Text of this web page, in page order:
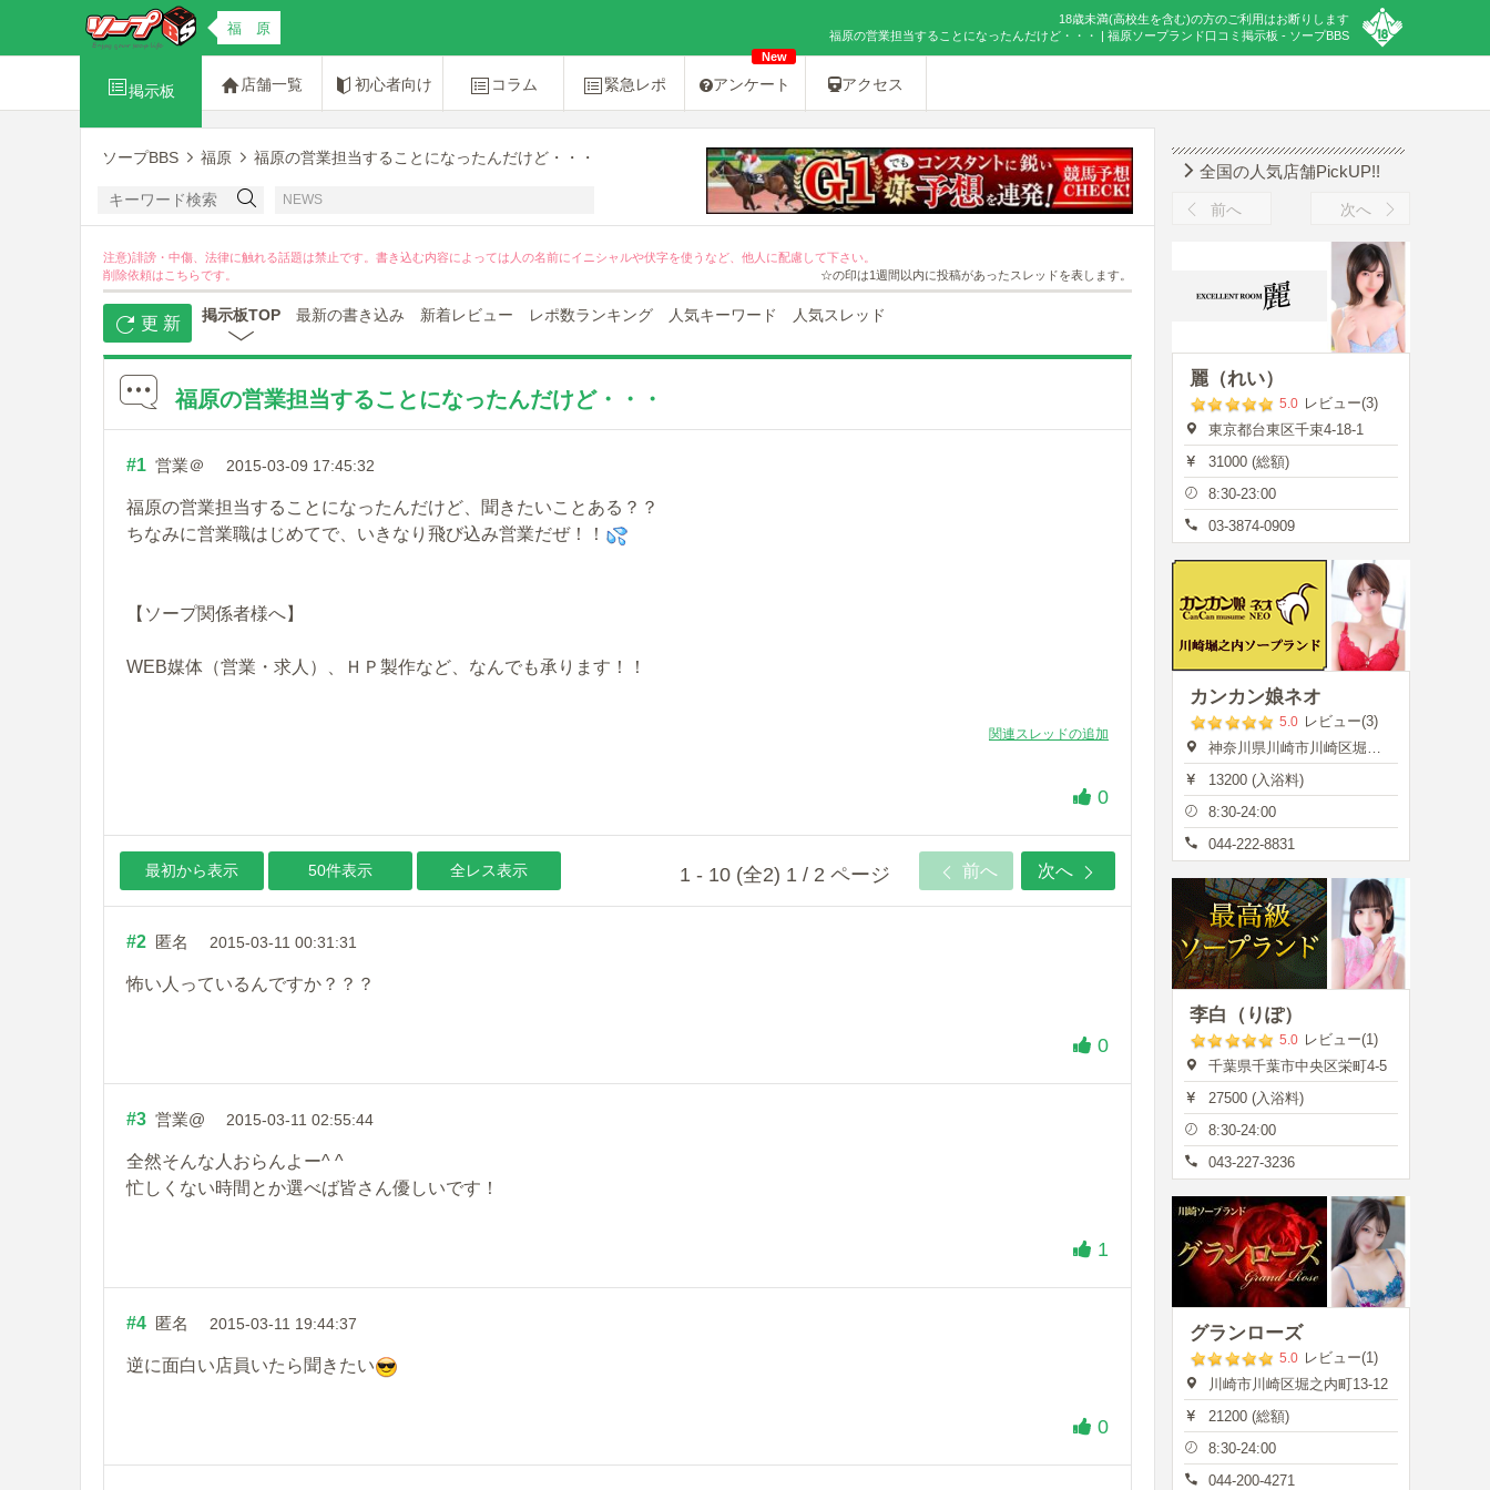
18歳未満(高校生を含む)の方のご利用はお断りします
福原の営業担当することになったんだけど・・・ | 福原ソープランド口コミ掲示板 - ソープBBS
福 原
掲示板 店舗一覧 初心者向け コラム 緊急レポ アンケート
New
アクセス
ソープBBS 福原 福原の営業担当することになったんだけど・・・
NEWS [PR]友達紹介キャンペーン２０％OFF！
注意)誹謗・中傷、法律に触れる話題は禁止です。書き込む内容によっては人の名前にイニシャルや伏字を使うなど、他人に配慮して下さい。
削除依頼は こちらです。 ☆の印は1週間以内に投稿があったスレッドを表します。
更 新 掲示板TOP 最新の書き込み 新着レビュー レポ数ランキング 人気キーワード 人気スレッド
福原の営業担当することになったんだけど・・・
#1 営業＠ 2015-03-09 17:45:32
福原の営業担当することになったんだけど、聞きたいことある？？
ちなみに営業職はじめてで、いきなり飛び込み営業だぜ！！
【ソープ関係者様へ】
WEB媒体（営業・求人）、ＨＰ製作など、なんでも承ります！！
関連スレッドの追加
0
最初から表示 50件表示 全レス表示 1 - 10 (全2) 1 / 2 ページ 前へ 次へ
#2 匿名 2015-03-11 00:31:31
怖い人っているんですか？？？
0
#3 営業@ 2015-03-11 02:55:44
全然そんな人おらんよー^ ^
忙しくない時間とか選べば皆さん優しいです！
1
#4 匿名 2015-03-11 19:44:37
逆に面白い店員いたら聞きたい
0
全国の人気店舗PickUP!!
前へ 次へ
麗（れい）
5.0 レビュー(3)
東京都台東区千束4-18-1
31000 (総額)
8:30-23:00
03-3874-0909
カンカン娘ネオ
5.0 レビュー(3)
神奈川県川崎市川崎区堀之内町13
13200 (入浴料)
8:30-24:00
044-222-8831
李白（りぽ）
5.0 レビュー(1)
千葉県千葉市中央区栄町4-5
27500 (入浴料)
8:30-24:00
043-227-3236
グランローズ
5.0 レビュー(1)
川崎市川崎区堀之内町13-12
21200 (総額)
8:30-24:00
044-200-4271